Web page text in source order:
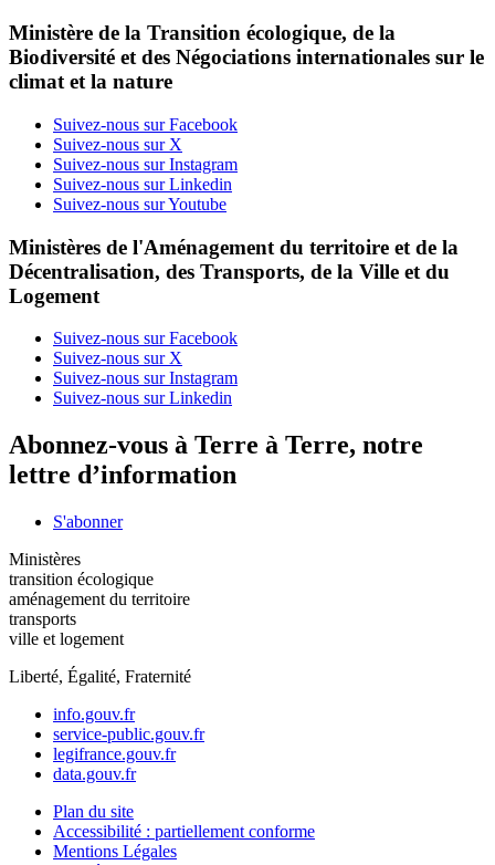
Ministère de la Transition écologique, de la
Biodiversité et des Négociations internationales sur le
climat et la nature
Suivez-nous sur Facebook
Suivez-nous sur X
Suivez-nous sur Instagram
Suivez-nous sur Linkedin
Suivez-nous sur Youtube
Ministères de l'Aménagement du territoire et de la
Décentralisation, des Transports, de la Ville et du
Logement
Suivez-nous sur Facebook
Suivez-nous sur X
Suivez-nous sur Instagram
Suivez-nous sur Linkedin
Abonnez-vous à Terre à Terre, notre
lettre d’information
S'abonner
Ministères
transition écologique
aménagement du territoire
transports
ville et logement
Liberté, Égalité, Fraternité
info.gouv.fr
service-public.gouv.fr
legifrance.gouv.fr
data.gouv.fr
Plan du site
Accessibilité : partiellement conforme
Mentions Légales